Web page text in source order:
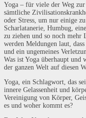
Yoga – für viele der Weg
sämtliche
oder Stress, um nur einige
Scharlatanerie, Humbug,
zu ziehen und so noch mehr
werden Meldungen laut,
und ein ungemeines
Was ist Yoga überhaupt
der ganzen Welt auf diesen
Yoga, ein Schlagwort, das
innere Gelassenheit und
Vereinigung von Körper,
es und woher kommt es?